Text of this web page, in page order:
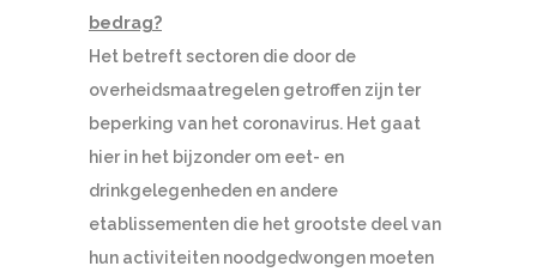
bedrag?
Het betreft sectoren die door de
overheidsmaatregelen getroffen zijn ter
beperking van het coronavirus. Het gaat
hier in het bijzonder om eet- en
drinkgelegenheden en andere
etablissementen die het grootste deel van
hun activiteiten noodgedwongen moeten